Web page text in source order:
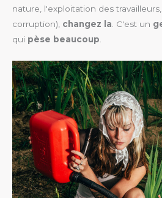
nature, l'exploitation des
corruption), changez la . C'est un
qui pèse beaucoup